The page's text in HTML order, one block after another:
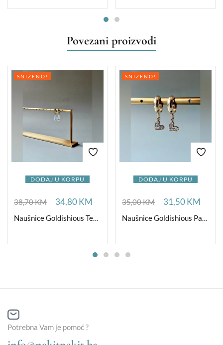
Povezani proizvodi
DODAJ U KORPU
SNIŽENO!
38,70KM 34,80KM
Naušnice Goldishious TearDrop
DODAJ U KORPU
SNIŽENO!
35,00KM 31,50KM
Naušnice Goldishious Pave Sweetheart
Potrebna Vam je pomoć ?